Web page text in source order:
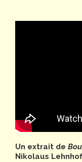
Un extrait de
Nikolaus